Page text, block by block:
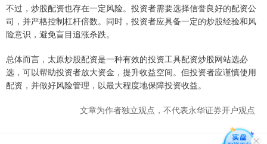
不过，炒股配资也存在一定风险。投资者需要选择信誉良好的配资公
司，并严格控制杠杆倍数。同时，投资者应具备一定的炒股经验和风
险意识，避免盲目追涨杀跌。
总体而言，太原炒股配资是一种有效的投资工具配资炒股网站选必
选，可以帮助投资者放大资金，提升收益空间。但投资者应谨慎使用
配资，并做好风险管理，以最大程度地保障投资收益。
文章为作者独立观点，不代表永华证券开户观点